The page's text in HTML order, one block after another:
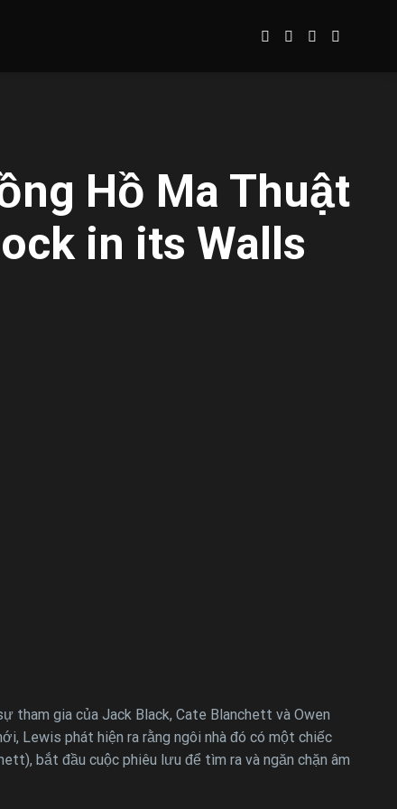
Hồ Ma Thuật
in its Walls
tham gia của Jack Black, Cate Blanchett và Owen
Lewis phát hiện ra rằng ngôi nhà đó có một chiếc
bắt đầu cuộc phiêu lưu để tìm ra và ngăn chặn âm